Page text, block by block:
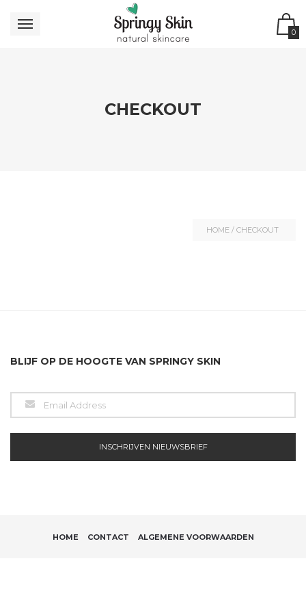
0
CHECKOUT
HOME / CHECKOUT
BLIJF OP DE HOOGTE VAN SPRINGY SKIN
HOME CONTACT ALGEMENE VOORWAARDEN